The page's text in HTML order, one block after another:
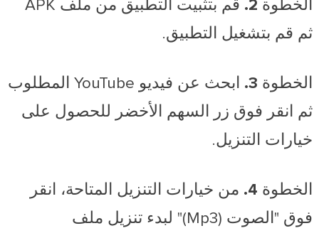
الخطوة 2.
قم بتثبيت التطبيق من ملف APK
ثم قم بتشغيل التطبيق.
الخطوة 3.
ابحث عن فيديو YouTube المطلوب
ثم انقر فوق زر السهم الأخضر للحصول على
خيارات التنزيل.
الخطوة 4.
من خيارات التنزيل المتاحة، انقر
فوق "الصوت (Mp3)" لبدء تنزيل ملف